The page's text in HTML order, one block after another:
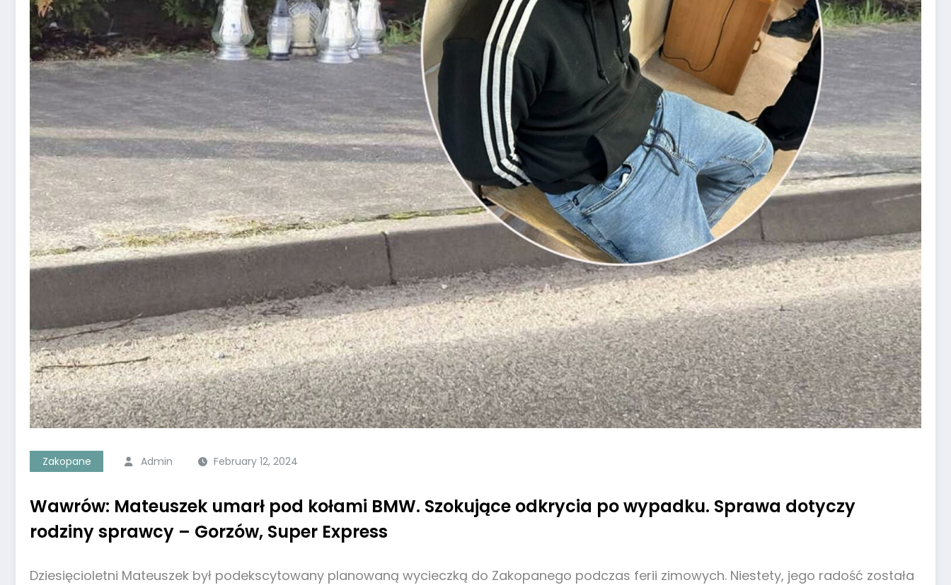
Zakopane Admin February 12, 2024
Wawrów: Mateuszek umarł pod kołami BMW. Szokujące odkrycia po wypadku. Sprawa dotyczy
rodziny sprawcy – Gorzów, Super Express
Dziesięcioletni Mateuszek był podekscytowany planowaną wycieczką do Zakopanego podczas ferii zimowych. Niestety, jego radość została